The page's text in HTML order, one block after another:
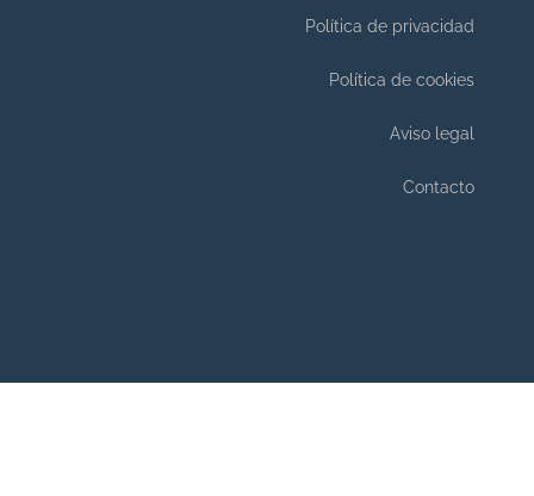
Política de privacidad
Política de cookies
Aviso legal
Contacto